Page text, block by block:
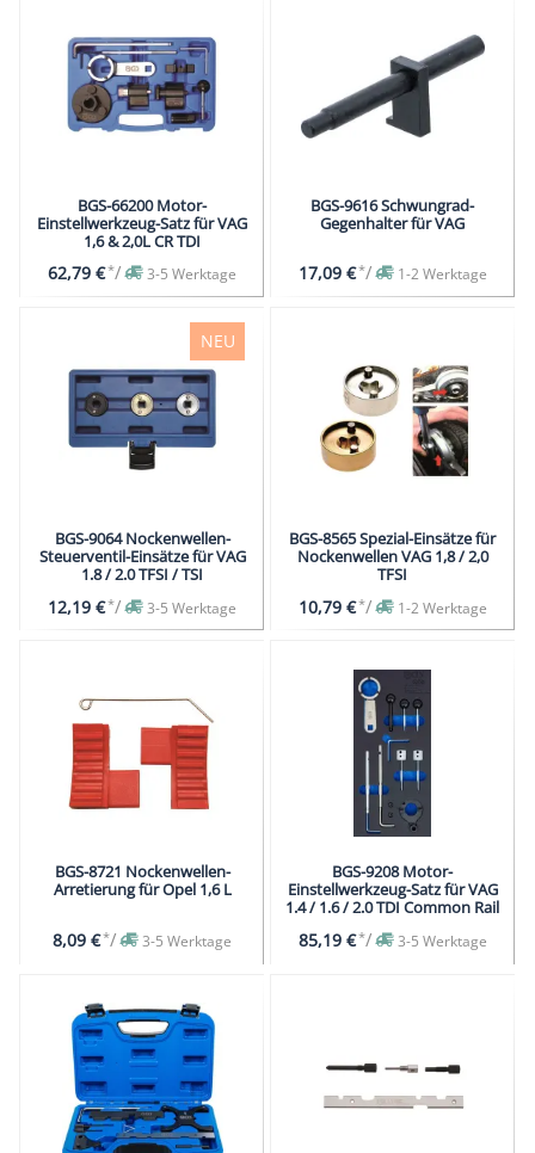
BGS-66200 Motor-
Einstellwerkzeug-Satz für VAG
1,6 & 2,0L CR TDI
62,79 €*/ 3-5 Werktage
BGS-9616 Schwungrad-
Gegenhalter für VAG
17,09 €*/ 1-2 Werktage
BGS-9064 Nockenwellen-
Steuerventil-Einsätze für VAG
1.8 / 2.0 TFSI / TSI
12,19 €*/ 3-5 Werktage
NEU
BGS-8565 Spezial-Einsätze für
Nockenwellen VAG 1,8 / 2,0
TFSI
10,79 €*/ 1-2 Werktage
BGS-8721 Nockenwellen-
Arretierung für Opel 1,6 L
8,09 €*/ 3-5 Werktage
BGS-9208 Motor-
Einstellwerkzeug-Satz für VAG
1.4 / 1.6 / 2.0 TDI Common Rail
85,19 €*/ 3-5 Werktage